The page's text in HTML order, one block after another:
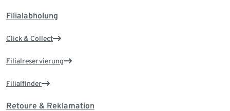
Filialabholung
Click & Collect
Filialreservierung
Filialfinder
Retoure & Reklamation